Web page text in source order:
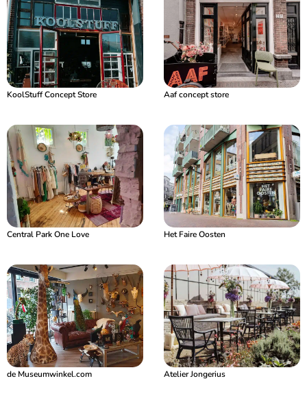
KoolStuff Concept Store Aaf concept store
Central Park One Love Het Faire Oosten
de Museumwinkel.com Atelier Jongerius